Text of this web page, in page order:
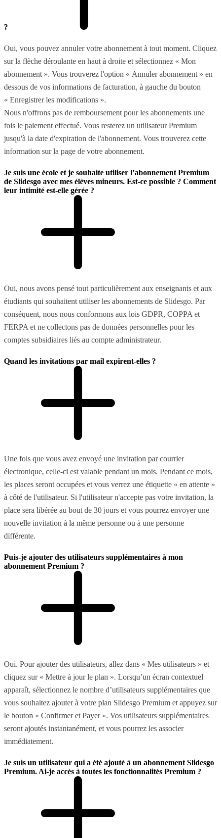
?
Oui, vous pouvez annuler votre abonnement à tout moment. Cliquez
sur la flèche déroulante en haut à droite et sélectionnez « Mon
abonnement ». Vous trouverez l'option « Annuler abonnement » en
dessous de vos informations de facturation, à gauche du bouton
« Enregistrer les modifications ».
Nous n'offrons pas de remboursement pour les abonnements une
fois le paiement effectué. Vous resterez un utilisateur Premium
jusqu'à la date d'expiration de l'abonnement. Vous trouverez cette
information sur la page de votre abonnement.
Je suis une école et je souhaite utiliser l’abonnement Premium
de Slidesgo avec mes élèves mineurs. Est-ce possible ? Comment
leur intimité est-elle gérée ?
Oui, nous avons pensé tout particulièrement aux enseignants et aux
étudiants qui souhaitent utiliser les abonnements de Slidesgo. Par
conséquent, nous nous conformons aux lois GDPR, COPPA et
FERPA et ne collectons pas de données personnelles pour les
comptes subsidiaires liés au compte administrateur.
Quand les invitations par mail expirent-elles ?
Une fois que vous avez envoyé une invitation par courrier
électronique, celle-ci est valable pendant un mois. Pendant ce mois,
les places seront occupées et vous verrez une étiquette « en attente »
à côté de l'utilisateur. Si l'utilisateur n'accepte pas votre invitation, la
place sera libérée au bout de 30 jours et vous pourrez envoyer une
nouvelle invitation à la même personne ou à une personne
différente.
Puis-je ajouter des utilisateurs supplémentaires à mon
abonnement Premium ?
Oui. Pour ajouter des utilisateurs, allez dans « Mes utilisateurs » et
cliquez sur « Mettre à jour le plan ». Lorsqu’un écran contextuel
apparaît, sélectionnez le nombre d’utilisateurs supplémentaires que
vous souhaitez ajouter à votre plan Slidesgo Premium et appuyez sur
le bouton « Confirmer et Payer ». Vos utilisateurs supplémentaires
seront ajoutés instantanément, et vous pourrez les associer
immédiatement.
Je suis un utilisateur qui a été ajouté à un abonnement Slidesgo
Premium. Ai-je accès à toutes les fonctionnalités Premium ?